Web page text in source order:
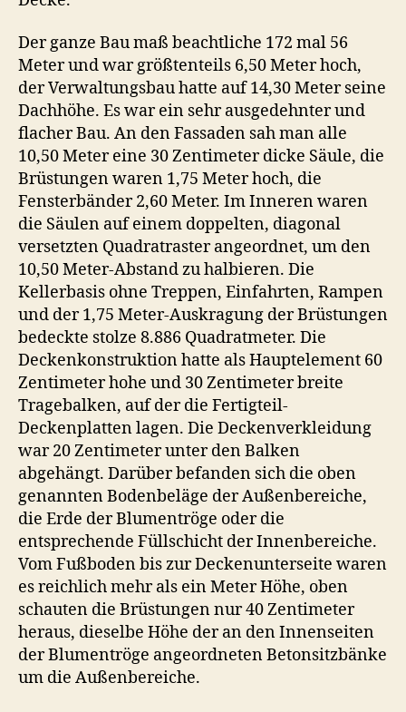
Der ganze Bau maß beachtliche 172 mal 56
Meter und war größtenteils 6,50 Meter hoch,
der Verwaltungsbau hatte auf 14,30 Meter seine
Dachhöhe. Es war ein sehr ausgedehnter und
flacher Bau. An den Fassaden sah man alle
10,50 Meter eine 30 Zentimeter dicke Säule, die
Brüstungen waren 1,75 Meter hoch, die
Fensterbänder 2,60 Meter. Im Inneren waren
die Säulen auf einem doppelten, diagonal
versetzten Quadratraster angeordnet, um den
10,50 Meter-Abstand zu halbieren. Die
Kellerbasis ohne Treppen, Einfahrten, Rampen
und der 1,75 Meter-Auskragung der Brüstungen
bedeckte stolze 8.886 Quadratmeter. Die
Deckenkonstruktion hatte als Hauptelement 60
Zentimeter hohe und 30 Zentimeter breite
Tragebalken, auf der die Fertigteil-
Deckenplatten lagen. Die Deckenverkleidung
war 20 Zentimeter unter den Balken
abgehängt. Darüber befanden sich die oben
genannten Bodenbeläge der Außenbereiche,
die Erde der Blumentröge oder die
entsprechende Füllschicht der Innenbereiche.
Vom Fußboden bis zur Deckenunterseite waren
es reichlich mehr als ein Meter Höhe, oben
schauten die Brüstungen nur 40 Zentimeter
heraus, dieselbe Höhe der an den Innenseiten
der Blumentröge angeordneten Betonsitzbänke
um die Außenbereiche.